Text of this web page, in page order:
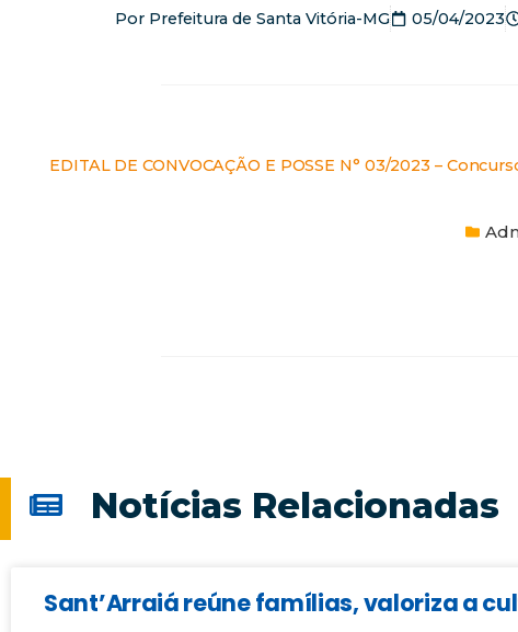
Por Prefeitura de Santa Vitória-MG 05/04/2023
EDITAL DE CONVOCAÇÃO E POSSE N° 03/2023 –
Notícias Relacionadas
Sant’Arraiá reúne famílias, valoriza a